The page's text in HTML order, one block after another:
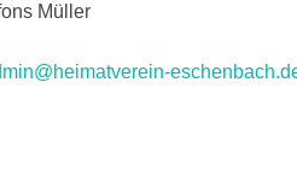
Müller